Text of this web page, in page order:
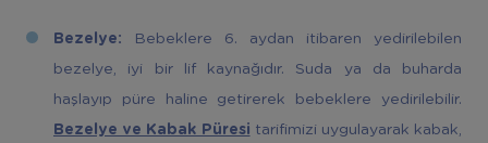
Bezelye: Bebeklere 6. aydan itibaren yedirilebilen
bezelye, iyi bir lif kaynağıdır. Suda ya da buharda
haşlayıp püre haline getirerek bebeklere yedirilebilir.
Bezelye ve Kabak Püresi tarifimizi uygulayarak kabak,